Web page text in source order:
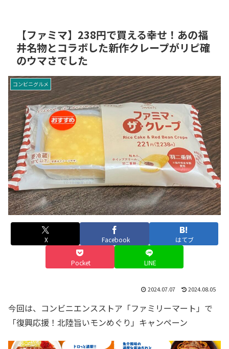
【ファミマ】238円で買える幸せ！あの福
井名物とコラボした新作クレープがリピ確
のウマさでした
コンビニグルメ
X Facebook はてブ
Pocket LINE
2024.07.07 2024.08.05
今回は、コンビニエンスストア「ファミリーマート」で
「復興応援！北陸旨いモンめぐり」キャンペーン